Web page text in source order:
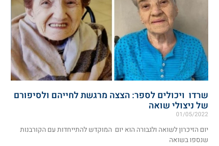
שרדו ויכולים לספר: הצצה מרגשת לחייהם ולסיפורם
של ניצולי שואה
01/05/2022
יום הזיכרון לשואה ולגבורה הוא יום המוקדש להתייחדות עם הקורבנות
שנספו בשואה